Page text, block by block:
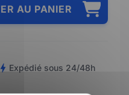
AU PANIER
Expédié sous 24/48h